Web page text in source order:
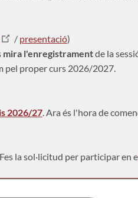
/ presentació)
mira l'enregistramentde la
pel proper curs 2026/2027.
2026/27. Ara és l'hora de
la sol·licitud per participar en